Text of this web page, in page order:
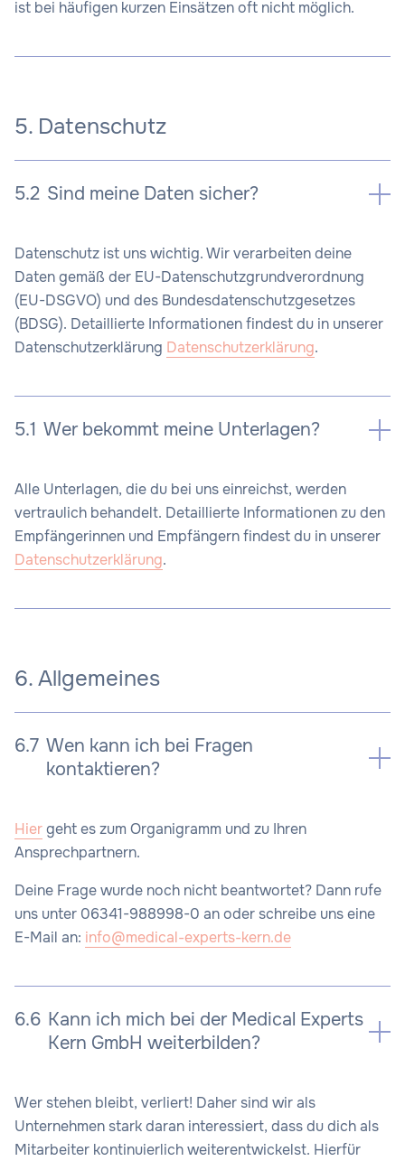
ist bei häufigen kurzen Einsätzen oft nicht möglich.
5. Datenschutz
5.2 Sind meine Daten sicher?
Datenschutz ist uns wichtig. Wir verarbeiten deine
Daten gemäß der EU-Datenschutzgrundverordnung
(EU-DSGVO) und des Bundesdatenschutzgesetzes
(BDSG). Detaillierte Informationen findest du in unserer
Datenschutzerklärung Datenschutzerklärung.
5.1 Wer bekommt meine Unterlagen?
Alle Unterlagen, die du bei uns einreichst, werden
vertraulich behandelt. Detaillierte Informationen zu den
Empfängerinnen und Empfängern findest du in unserer
Datenschutzerklärung.
6. Allgemeines
6.7 Wen kann ich bei Fragen
kontaktieren?
Hiergeht es zum Organigramm und zu Ihren
Ansprechpartnern.
Deine Frage wurde noch nicht beantwortet? Dann rufe
uns unter 06341-988998-0 an oder schreibe uns eine
E-Mail an: info@medical-experts-kern.de
6.6 Kann ich mich bei der Medical Experts
Kern GmbH weiterbilden?
Wer stehen bleibt, verliert! Daher sind wir als
Unternehmen stark daran interessiert, dass du dich als
Mitarbeiter kontinuierlich weiterentwickelst. Hierfür